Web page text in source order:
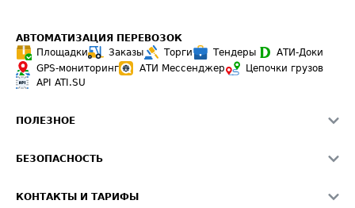
АВТОМАТИЗАЦИЯ ПЕРЕВОЗОК
Площадки
Заказы Торги Тендеры
АТИ-Доки
GPS-мониторинг
АТИ Мессенджер
Цепочки грузов
API ATI.SU
ПОЛЕЗНОЕ
Звезды ATI.SU на вашем сайте
БЕЗОПАСНОСТЬ
КОНТАКТЫ И ТАРИФЫ